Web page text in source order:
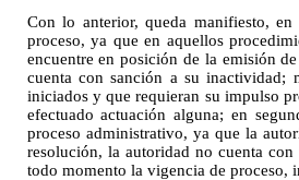
Con lo anterior, queda manifiesto,
proceso, ya que en aquellos
encuentre en posición de la emisión
cuenta con sanción a su inactividad;
iniciados y que requieran su impulso
efectuado actuación alguna; en
proceso administrativo, ya que la
resolución, la autoridad no cuenta
todo momento la vigencia de proceso,